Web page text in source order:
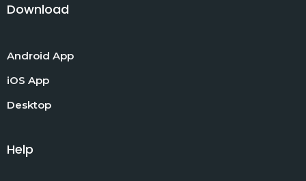
Download
Android App
iOS App
Desktop
Help